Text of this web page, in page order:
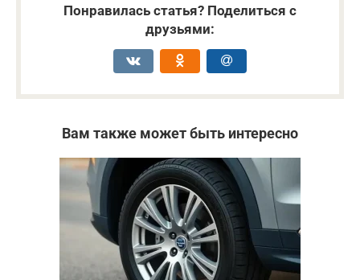
Понравилась статья? Поделиться с
друзьями:
Вам также может быть интересно